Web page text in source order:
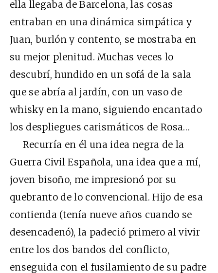
ella llegaba de Barcelona, las cosas
entraban en una dinámica simpática y
Juan, burlón y contento, se mostraba en
su mejor plenitud. Muchas veces lo
descubrí, hundido en un sofá de la sala
que se abría al jardín, con un vaso de
whisky en la mano, siguiendo encantado
los despliegues carismáticos de Rosa…
Recurría en él una idea negra de la
Guerra Civil Española, una idea que a mí,
joven bisoño, me impresionó por su
quebranto de lo convencional. Hijo de esa
contienda (tenía nueve años cuando se
desencadenó), la padeció primero al vivir
entre los dos bandos del conflicto,
enseguida con el fusilamiento de su padre